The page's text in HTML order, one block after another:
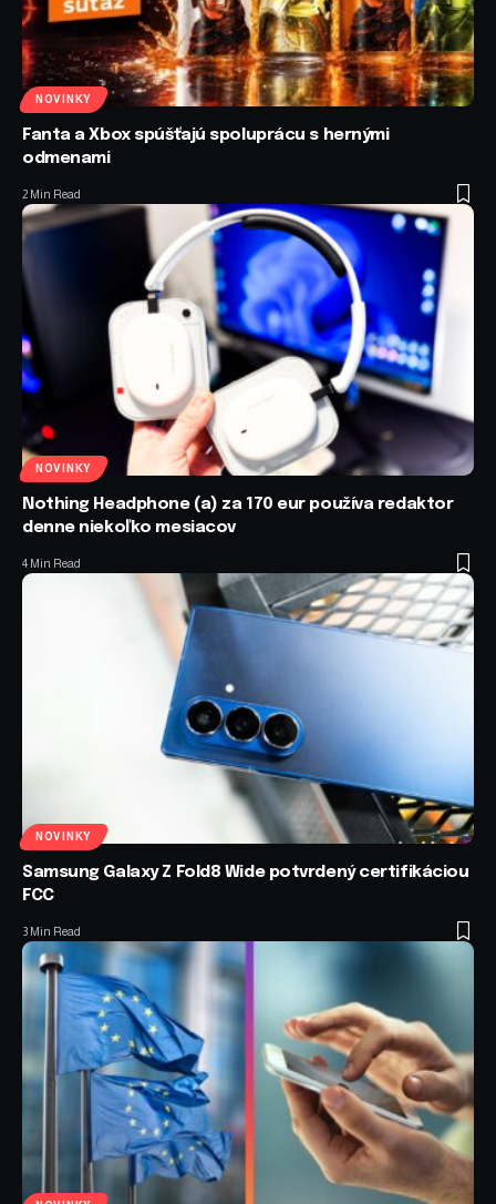
NOVINKY
Fanta a Xbox spúšťajú spoluprácu s hernými
odmenami
2 Min Read
NOVINKY
Nothing Headphone (a) za 170 eur používa redaktor
denne niekoľko mesiacov
4 Min Read
NOVINKY
Samsung Galaxy Z Fold8 Wide potvrdený certifikáciou
FCC
3 Min Read